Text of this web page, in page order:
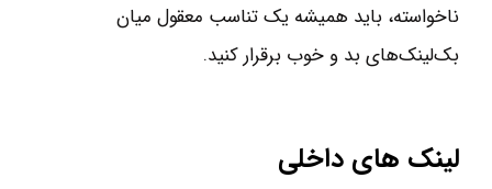
ناخواسته، باید همیشه یک تناسب معقول میان
بک‌لینک‌های بد و خوب برقرار کنید.
لینک های داخلی